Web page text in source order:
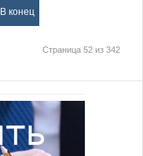
В конец
Страница 52 из 342